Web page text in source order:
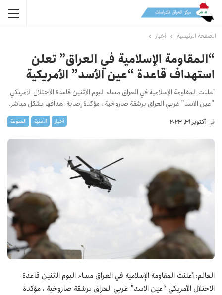
الصفحة الرئيسية أخبار
“المقاومة الإسلامية في العراق” تعلن
استهداف قاعدة “عين الأسد” الأمريكية
أعلنت المقاومة الإسلامية في العراق مساء اليوم الاثنين قاعدة الاحتلال الأمريكي
“عين الاسد” غربي العراق برشقة صاروخية ، مؤكدة إصابة اهدافها بشكل مباشر.
أخبار الأمنیة المنوعة في أكتوبر 31, 2023
العالم: أعلنت المقاومة الإسلامية في العراق مساء اليوم الاثنين قاعدة
الاحتلال الأمريكي “عين الاسد” غربي العراق برشقة صاروخية ، مؤكدة